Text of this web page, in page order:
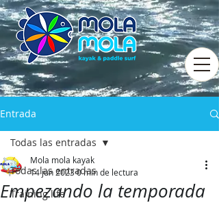
Entrada
Todas las entradas
Training life
Todas las entradas
Empezando la temporada
Mola mola kayak
14 jun 20230 min de lectura